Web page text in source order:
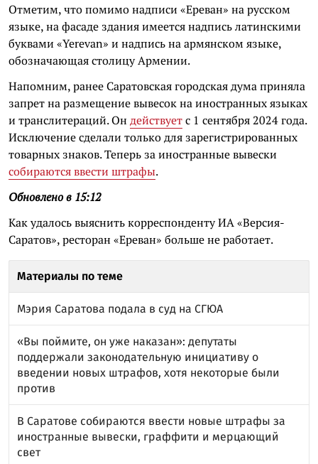
Отметим, что помимо надписи «Ереван» на русском
языке, на фасаде здания имеется надпись латинскими
буквами «Yerevan» и надпись на армянском языке,
обозначающая столицу Армении.
Напомним, ранее Саратовская городская дума приняла
запрет на размещение вывесок на иностранных языках
и транслитераций. Он действуетс 1 сентября 2024 года.
Исключение сделали только для зарегистрированных
товарных знаков. Теперь за иностранные вывески
собираются ввести штрафы.
Обновлено в 15:12
Как удалось выяснить корреспонденту ИА «Версия-
Саратов», ресторан «Ереван» больше не работает.
Материалы по теме
Мэрия Саратова подала в суд на СГЮА
«Вы поймите, он уже наказан»: депутаты
поддержали законодательную инициативу о
введении новых штрафов, хотя некоторые были
против
В Саратове собираются ввести новые штрафы за
иностранные вывески, граффити и мерцающий
свет